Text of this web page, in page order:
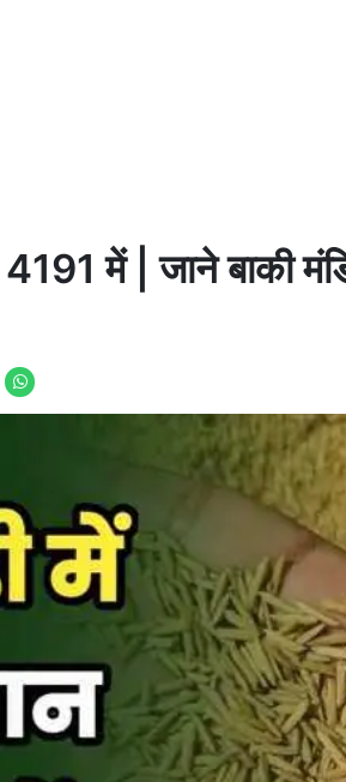
में | जाने बाकी